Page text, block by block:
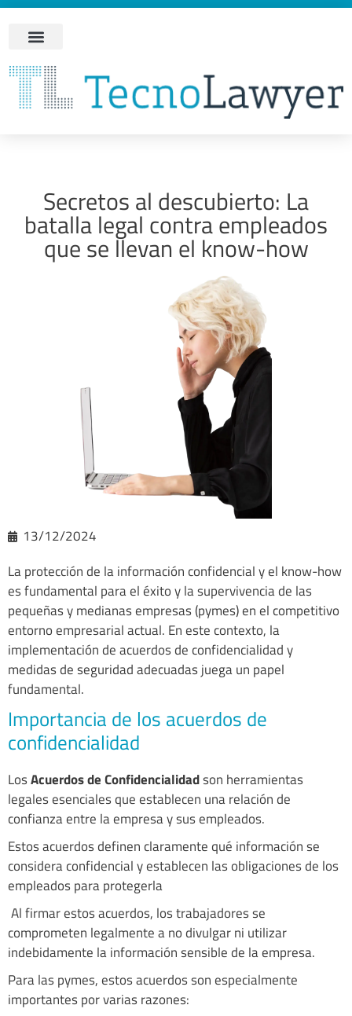
Secretos al descubierto: La
batalla legal contra empleados
que se llevan el know-how
13/12/2024
La protección de la información confidencial y el know-how
es fundamental para el éxito y la supervivencia de las
pequeñas y medianas empresas (pymes) en el competitivo
entorno empresarial actual. En este contexto, la
implementación de acuerdos de confidencialidad y
medidas de seguridad adecuadas juega un papel
fundamental.
Importancia de los acuerdos de
confidencialidad
LosAcuerdos de Confidencialidadson herramientas
legales esenciales que establecen una relación de
confianza entre la empresa y sus empleados.
Estos acuerdos definen claramente qué información se
considera confidencial y establecen las obligaciones de los
empleados para protegerla
Al firmar estos acuerdos, los trabajadores se
comprometen legalmente a no divulgar ni utilizar
indebidamente la información sensible de la empresa.
Para las pymes, estos acuerdos son especialmente
importantes por varias razones: